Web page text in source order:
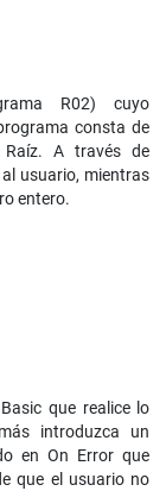
R02) cuyo
consta de
Raíz. A través de
usuario, mientras
entero.
que realice lo
introduzca un
en On Error que
que el usuario no